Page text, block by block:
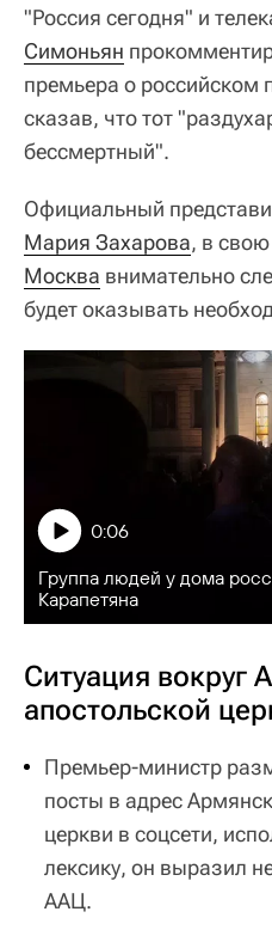
"Россия сегодня" и
Симоньян
премьера о российском
сказав, что тот
бессмертный".
Официальный
Мария Захарова, в
Москва внимательно
будет оказывать
Группа людей у дома
Карапетяна
0:06
Ситуация вокруг
апостольской
Премьер-министр
посты в адрес
церкви в соцсети,
лексику, он выразил
ААЦ.